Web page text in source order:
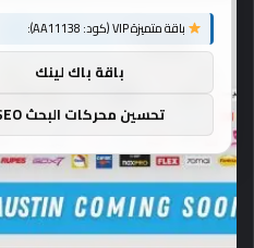
باقة متميزة VIP (كود: AA11138):
باقة باك لينك
تحسين محركات البحث SEO